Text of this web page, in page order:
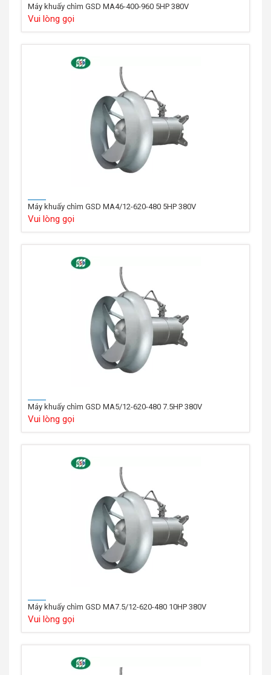
Máy khuấy chìm GSD MA46-400-960 5HP 380V
Vui lòng gọi
Máy khuấy chìm GSD MA4/12-620-480 5HP 380V
Vui lòng gọi
Máy khuấy chìm GSD MA5/12-620-480 7.5HP 380V
Vui lòng gọi
Máy khuấy chìm GSD MA7.5/12-620-480 10HP 380V
Vui lòng gọi